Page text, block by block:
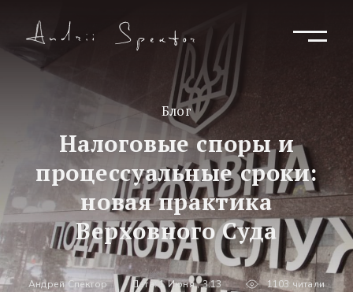
Блог
Налоговые споры и
процессуальные сроки:
новая практика
Верховного Суда
Андрей Спектор Дата: 1 Июня , 3:13 1103 читали